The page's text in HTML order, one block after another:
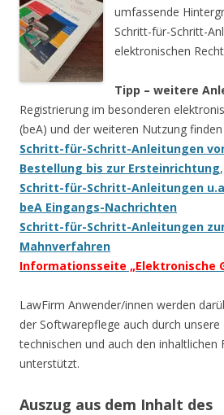
umfassende
Schritt-für-Schritt-
elektronischen
Tipp – weitere
Registrierung im besonderen
(beA) und der weiteren Nutzung
Schritt-für-Schritt-Anleitungen
Bestellung bis zur Ersteinrichtung,
Schritt-für-Schritt-Anleitungen
beA Eingangs-Nachrichten
Schritt-für-Schritt-Anleitungen
Mahnverfahren
Informationsseite „Elektronische
LawFirm Anwender/innen werden
der Softwarepflege auch durch unsere
technischen und auch den inhaltlichen
unterstützt.
Auszug aus dem Inhalt des